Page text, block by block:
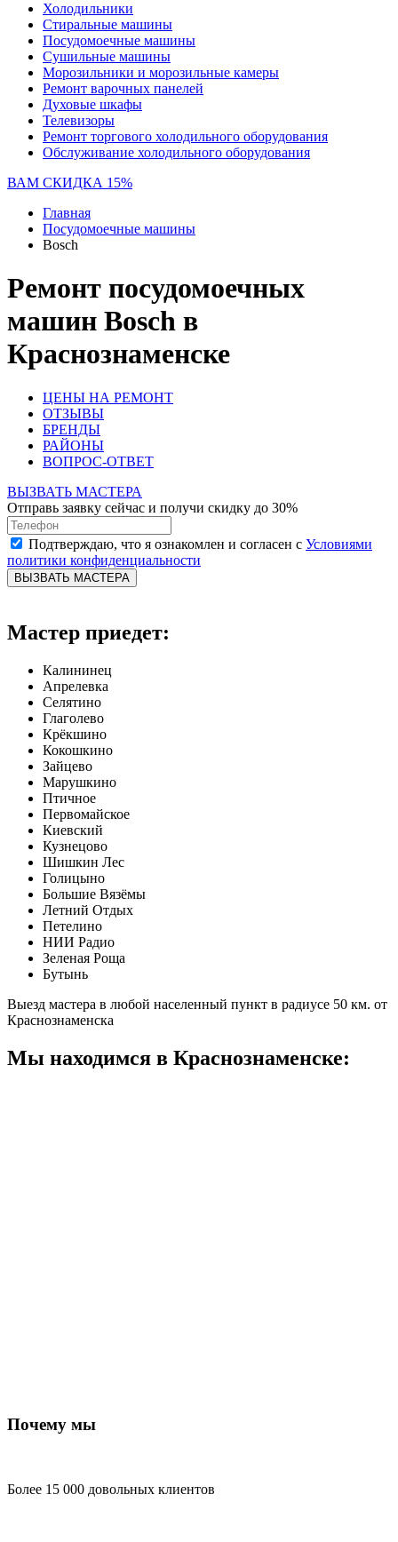
Холодильники
Стиральные машины
Посудомоечные машины
Сушильные машины
Морозильники и морозильные камеры
Ремонт варочных панелей
Духовые шкафы
Телевизоры
Ремонт торгового холодильного оборудования
Обслуживание холодильного оборудования
ВАМ СКИДКА 15%
Главная
Посудомоечные машины
Bosch
Ремонт посудомоечных
машин Bosch в
Краснознаменске
ЦЕНЫ НА РЕМОНТ
ОТЗЫВЫ
БРЕНДЫ
РАЙОНЫ
ВОПРОС-ОТВЕТ
ВЫЗВАТЬ МАСТЕРА
Отправь заявку сейчас и получи скидку до 30%
Подтверждаю, что я ознакомлен и согласен с Условиями
политики конфиденциальности
ВЫЗВАТЬ МАСТЕРА
Мастер приедет:
Калининец
Апрелевка
Селятино
Глаголево
Крёкшино
Кокошкино
Зайцево
Марушкино
Птичное
Первомайское
Киевский
Кузнецово
Шишкин Лес
Голицыно
Большие Вязёмы
Летний Отдых
Петелино
НИИ Радио
Зеленая Роща
Бутынь
Выезд мастера в любой населенный пункт в радиусе 50 км. от
Краснознаменска
Мы находимся в Краснознаменске:
Почему мы
Более 15 000 довольных клиентов